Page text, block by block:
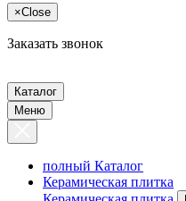
×Close
Заказать звонок
Каталог
Меню
полный Каталог
Керамическая плитка